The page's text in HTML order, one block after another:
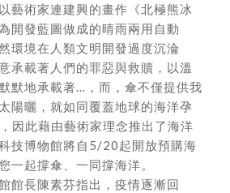
藝術家連建興的畫作《北極熊冰
開發藍圖做成的晴雨兩用自動
環境在人類文明開發過度沉淪
承載著人們的罪惡與救贖，以溫
默地承載著…，而，傘不僅提供我
陽曬，就如同覆蓋地球的海洋孕
因此藉由藝術家理念推出了海洋
技博物館將自5/20起開放預購海
一起撐傘、一同撐海洋。
館長陳素芬指出，疫情逐漸回